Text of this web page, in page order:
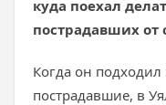
куда поехал
пострадавших от
Когда он подходил
пострадавшие, в